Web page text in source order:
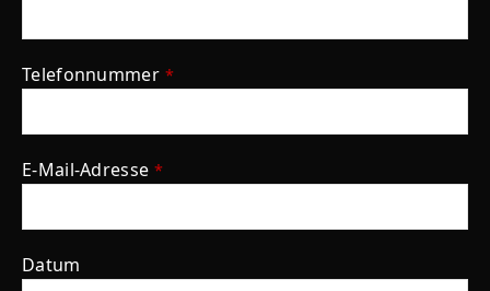
Telefonnummer *
E-Mail-Adresse *
Datum